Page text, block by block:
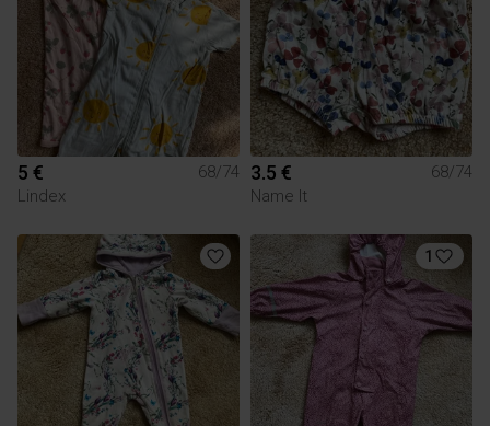
5 €
68/74
Lindex
3.5 €
68/74
Name It
1